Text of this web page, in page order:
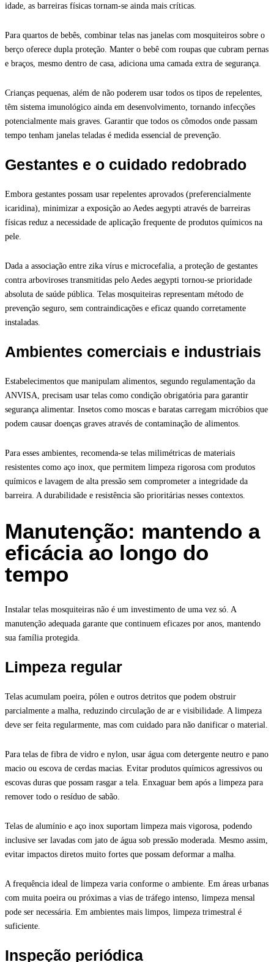
idade, as barreiras físicas tornam-se ainda mais críticas.
Para quartos de bebês, combinar telas nas janelas com mosquiteiros sobre o
berço oferece dupla proteção. Manter o bebê com roupas que cubram pernas
e braços, mesmo dentro de casa, adiciona uma camada extra de segurança.
Crianças pequenas, além de não poderem usar todos os tipos de repelentes,
têm sistema imunológico ainda em desenvolvimento, tornando infecções
potencialmente mais graves. Garantir que todos os cômodos onde passam
tempo tenham janelas teladas é medida essencial de prevenção.
Gestantes e o cuidado redobrado
Embora gestantes possam usar repelentes aprovados (preferencialmente
icaridina), minimizar a exposição ao Aedes aegypti através de barreiras
físicas reduz a necessidade de aplicação frequente de produtos químicos na
pele.
Dada a associação entre zika vírus e microcefalia, a proteção de gestantes
contra arboviroses transmitidas pelo Aedes aegypti tornou-se prioridade
absoluta de saúde pública. Telas mosquiteiras representam método de
prevenção seguro, sem contraindicações e eficaz quando corretamente
instaladas.
Ambientes comerciais e industriais
Estabelecimentos que manipulam alimentos, segundo regulamentação da
ANVISA, precisam usar telas como condição obrigatória para garantir
segurança alimentar. Insetos como moscas e baratas carregam micróbios que
podem causar doenças graves através de contaminação de alimentos.
Para esses ambientes, recomenda-se telas milimétricas de materiais
resistentes como aço inox, que permitem limpeza rigorosa com produtos
químicos e lavagem de alta pressão sem comprometer a integridade da
barreira. A durabilidade e resistência são prioritárias nesses contextos.
Manutenção: mantendo a
eficácia ao longo do
tempo
Instalar telas mosquiteiras não é um investimento de uma vez só. A
manutenção adequada garante que continuem eficazes por anos, mantendo
sua família protegida.
Limpeza regular
Telas acumulam poeira, pólen e outros detritos que podem obstruir
parcialmente a malha, reduzindo circulação de ar e visibilidade. A limpeza
deve ser feita regularmente, mas com cuidado para não danificar o material.
Para telas de fibra de vidro e nylon, usar água com detergente neutro e pano
macio ou escova de cerdas macias. Evitar produtos químicos agressivos ou
escovas duras que possam rasgar a tela. Enxaguar bem após a limpeza para
remover todo o resíduo de sabão.
Telas de alumínio e aço inox suportam limpeza mais vigorosa, podendo
inclusive ser lavadas com jato de água sob pressão moderada. Mesmo assim,
evitar impactos diretos muito fortes que possam deformar a malha.
A frequência ideal de limpeza varia conforme o ambiente. Em áreas urbanas
com muita poeira ou próximas a vias de tráfego intenso, limpeza mensal
pode ser necessária. Em ambientes mais limpos, limpeza trimestral é
suficiente.
Inspeção periódica